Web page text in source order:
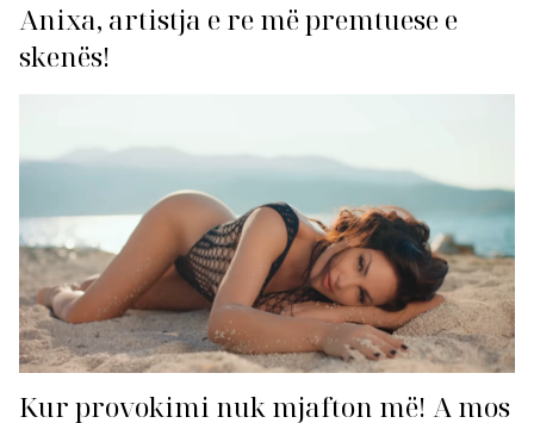
Anixa, artistja e re më premtuese e
skenës!
Kur provokimi nuk mjafton më! A mos